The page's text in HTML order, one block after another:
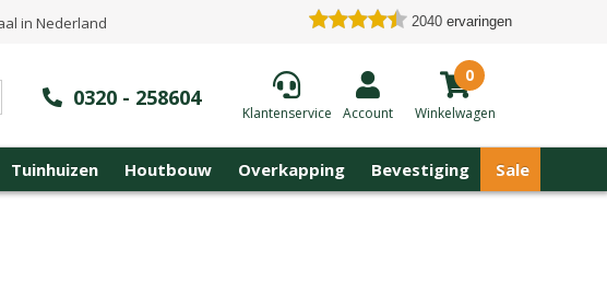
in Nederland 2040 ervaringen
0320 - 258604
Klantenservice Account
0
Winkelwagen
Tuinhuizen Houtbouw Overkapping Bevestiging Sale